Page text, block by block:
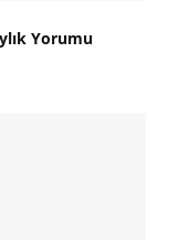
Yorumu